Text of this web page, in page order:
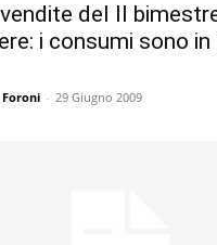
del II
i consumi sono in
- 29 Giugno 2009